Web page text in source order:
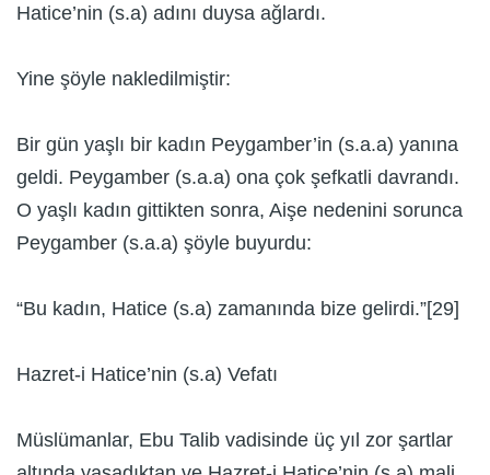
Hatice’nin (s.a) adını duysa ağlardı.
Yine şöyle nakledilmiştir:
Bir gün yaşlı bir kadın Peygamber’in (s.a.a) yanına
geldi. Peygamber (s.a.a) ona çok şefkatli davrandı.
O yaşlı kadın gittikten sonra, Aişe nedenini sorunca
Peygamber (s.a.a) şöyle buyurdu:
“Bu kadın, Hatice (s.a) zamanında bize gelirdi.”[29]
Hazret-i Hatice’nin (s.a) Vefatı
Müslümanlar, Ebu Talib vadisinde üç yıl zor şartlar